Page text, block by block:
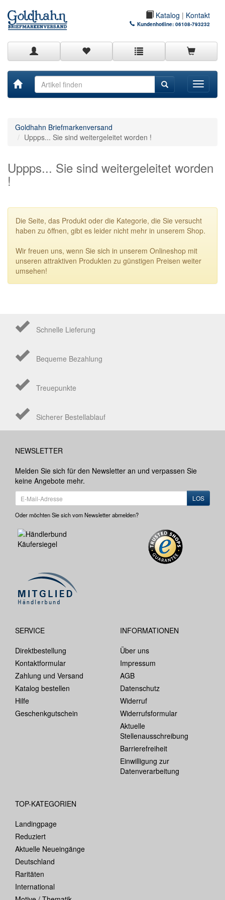
Katalog | Kontakt
Kundenhotline: 06108-793232
Toggle
Goldhahn Briefmarkenversand
Uppps... Sie sind weitergeleitet worden !
Uppps... Sie sind weitergeleitet worden
!
Die Seite, das Produkt oder die Kategorie, die Sie versucht
haben zu öffnen, gibt es leider nicht mehr in unserem Shop.
Wir freuen uns, wenn Sie sich in unserem Onlineshop mit
unseren attraktiven Produkten zu günstigen Preisen weiter
umsehen!
Schnelle Lieferung
Bequeme Bezahlung
Treuepunkte
Sicherer Bestellablauf
NEWSLETTER
Melden Sie sich für den Newsletter an und verpassen Sie
keine Angebote mehr.
LOS
Oder möchten Sie sich vom Newsletter abmelden?
SERVICE
Direktbestellung
Kontaktformular
Zahlung und Versand
Katalog bestellen
Hilfe
Geschenkgutschein
INFORMATIONEN
Über uns
Impressum
AGB
Datenschutz
Widerruf
Widerrufsformular
Aktuelle
Stellenausschreibung
Barrierefreiheit
Einwilligung zur
Datenverarbeitung
TOP-KATEGORIEN
Landingpage
Reduziert
Aktuelle Neueingänge
Deutschland
Raritäten
International